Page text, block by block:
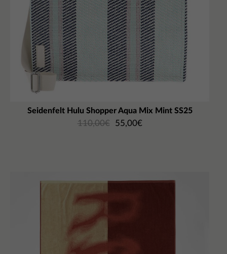
Seidenfelt Hulu Shopper Aqua Mix Mint SS25
110,00€ 55,00€